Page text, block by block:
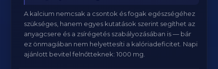
A kalcium nemcsak a csontok és fogak egészségéhez
szükséges, hanem egyes kutatások szerint segíthet az
anyagcsere és a zsírégetés szabályozásában is — bár
ez önmagában nem helyettesíti a kalóriadeficitet. Napi
ajánlott bevitel felnőtteknek: 1000 mg.